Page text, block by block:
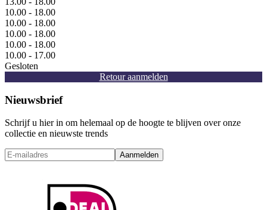
10.00 - 18.00
10.00 - 18.00
10.00 - 18.00
10.00 - 18.00
10.00 - 17.00
Gesloten
Retour aanmelden
Nieuwsbrief
Schrijf u hier in om helemaal op de hoogte te blijven over onze
collectie en nieuwste trends
Aanmelden